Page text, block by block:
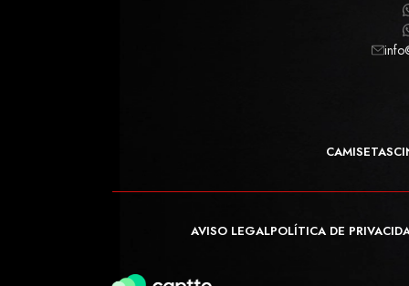
CAMISETAS
AVISO LEGALPOLÍTICA DE